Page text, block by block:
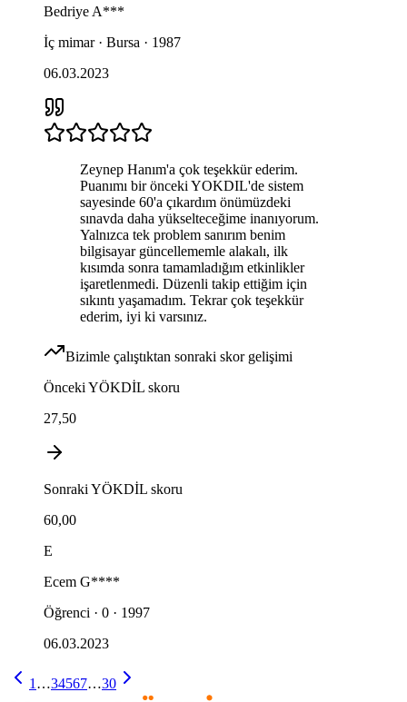
Bedriye A***
İç mimar · Bursa · 1987
06.03.2023
Zeynep Hanım'a çok teşekkür ederim.
Puanımı bir önceki YOKDIL'de sistem
sayesinde 60'a çıkardım önümüzdeki
sınavda daha yükselteceğime inanıyorum.
Yalnızca tek problem sanırım benim
bilgisayar güncellememle alakalı, ilk
kısımda sonra tamamladığım etkinlikler
işaretlenmedi. Düzenli takip ettiğim için
sıkıntı yaşamadım. Tekrar çok teşekkür
ederim, iyi ki varsınız.
Bizimle çalıştıktan sonraki skor gelişimi
Önceki YÖKDİL skoru
27,50
Sonraki YÖKDİL skoru
60,00
E
Ecem G****
Öğrenci · 0 · 1997
06.03.2023
1 …34567…30